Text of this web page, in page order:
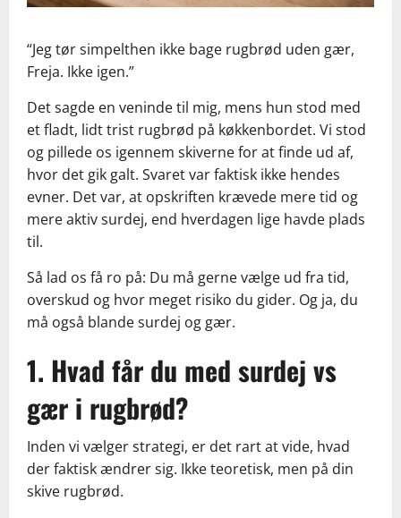
“Jeg tør simpelthen ikke bage rugbrød uden gær,
Freja. Ikke igen.”
Det sagde en veninde til mig, mens hun stod med
et fladt, lidt trist rugbrød på køkkenbordet. Vi stod
og pillede os igennem skiverne for at finde ud af,
hvor det gik galt. Svaret var faktisk ikke hendes
evner. Det var, at opskriften krævede mere tid og
mere aktiv surdej, end hverdagen lige havde plads
til.
Så lad os få ro på: Du må gerne vælge ud fra tid,
overskud og hvor meget risiko du gider. Og ja, du
må også blande surdej og gær.
1. Hvad får du med surdej vs
gær i rugbrød?
Inden vi vælger strategi, er det rart at vide, hvad
der faktisk ændrer sig. Ikke teoretisk, men på din
skive rugbrød.